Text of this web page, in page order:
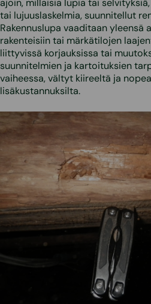
tai lujuuslaskelmia, suunnitellut
Rakennuslupa vaaditaan yleensä
rakenteisiin tai märkätilojen
liittyvissä korjauksissa tai
suunnitelmien ja kartoituksien
vaiheessa, vältyt kiireeltä ja
lisäkustannuksilta.